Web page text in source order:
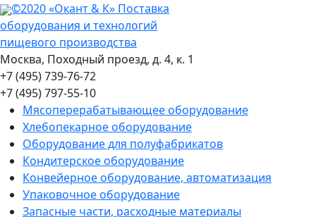
©2020 «Окант & К» Поставка
оборудования и технологий
пищевого производства
Москва, Походный проезд, д. 4, к. 1
+7 (495) 739-76-72
+7 (495) 797-55-10
Мясоперерабатывающее оборудование
Хлебопекарное оборудование
Оборудование для полуфабрикатов
Кондитерское оборудование
Конвейерное оборудование, автоматизация
Упаковочное оборудование
Запасные части, расходные материалы